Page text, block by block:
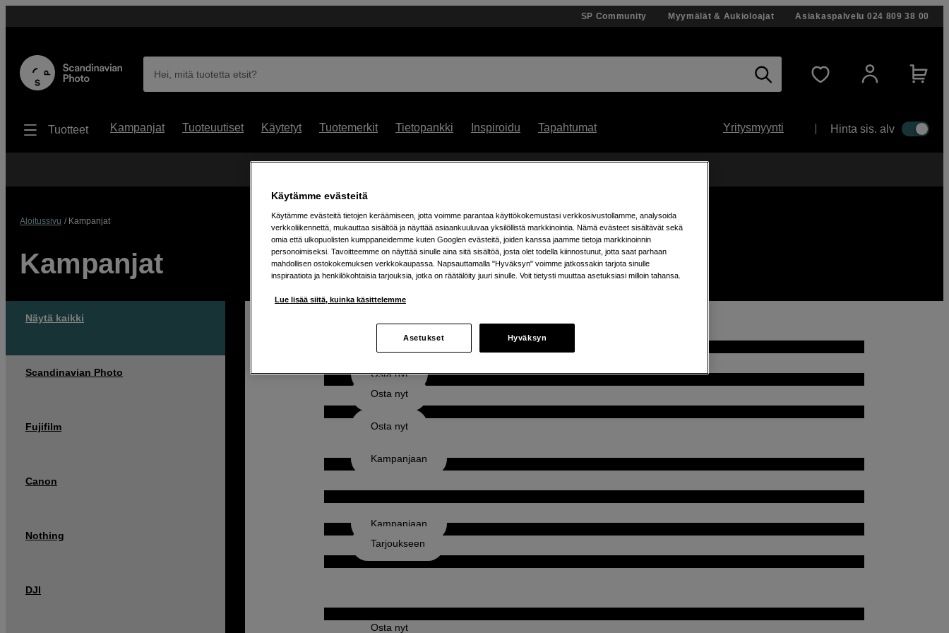
SP Community Myymälät & Aukioloajat Asiakaspalvelu 024 809 38 00
Hei, mitä tuotetta etsit?
Tuotteet Kampanjat Tuoteuutiset Käytetyt Tuotemerkit Tietopankki Inspiroidu Tapahtumat Yritysmyynti Hinta sis. alv
Aloitussivu Kampanjat
Kampanjat
Osta nyt
Osta nyt
Osta nyt
Osta nyt
Kampanjaan
Säästä Panasonicilla
Osta nyt
Kampanjaan
Tarjoukseen
Näytä kaikki
Scandinavian Photo
Fujifilm
Canon
Nothing
DJI
Käytämme evästeitä
Käytämme evästeitä tietojen keräämiseen, jotta voimme parantaa käyttökokemustasi verkkosivustollamme, analysoida
verkkoliikennettä, mukauttaa sisältöä ja näyttää asiaankuuluvaa yksilöllistä markkinointia. Nämä evästeet sisältävät sekä
omia että ulkopuolisten kumppaneidemme kuten Googlen evästeitä, joiden kanssa jaamme tietoja markkinoinnin
personoimiseksi. Tavoitteemme on näyttää sinulle aina sitä sisältöä, josta olet todella kiinnostunut, jotta saat parhaan
mahdollisen ostokokemuksen verkkokaupassa. Napsauttamalla "Hyväksyn" voimme jatkossakin tarjota sinulle
inspiraatiota ja henkilökohtaisia tarjouksia, jotka on räätälöity juuri sinulle. Voit tietysti muuttaa asetuksiasi milloin tahansa.
Lue lisää siitä, kuinka käsittelemme
Asetukset Hyväksyn